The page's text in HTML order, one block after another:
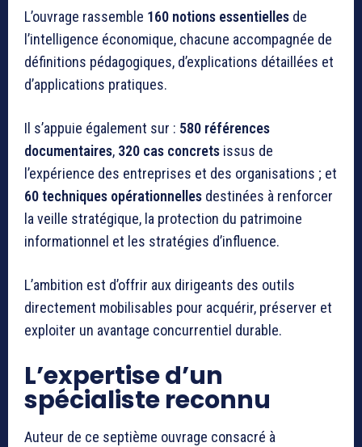
L’ouvrage rassemble 160 notions essentielles de
l’intelligence économique, chacune accompagnée de
définitions pédagogiques, d’explications détaillées et
d’applications pratiques.
Il s’appuie également sur : 580 références
documentaires, 320 cas concrets issus de
l’expérience des entreprises et des organisations ; et
60 techniques opérationnelles destinées à renforcer
la veille stratégique, la protection du patrimoine
informationnel et les stratégies d’influence.
L’ambition est d’offrir aux dirigeants des outils
directement mobilisables pour acquérir, préserver et
exploiter un avantage concurrentiel durable.
L’expertise d’un
spécialiste reconnu
Auteur de ce septième ouvrage consacré à